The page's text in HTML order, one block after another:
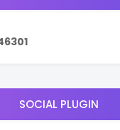
6301
SOCIAL PLUGIN